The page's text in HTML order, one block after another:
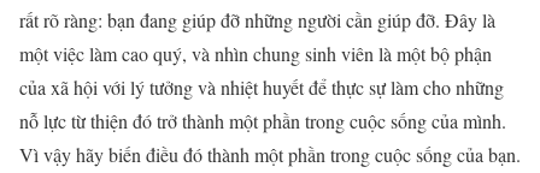
rất rõ ràng: bạn đang giúp đỡ những người cần giúp đỡ. Đây là
một việc làm cao quý, và nhìn chung sinh viên là một bộ phận
của xã hội với lý tưởng và nhiệt huyết để thực sự làm cho những
nỗ lực từ thiện đó trở thành một phần trong cuộc sống của mình.
Vì vậy hãy biến điều đó thành một phần trong cuộc sống của bạn.